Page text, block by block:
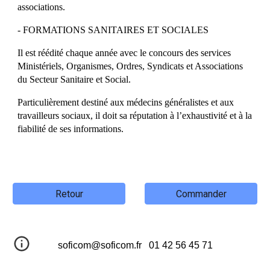
associations.
- FORMATIONS SANITAIRES ET SOCIALES
Il est réédité chaque année avec le concours des services
Ministériels, Organismes, Ordres, Syndicats et Associations
du Secteur Sanitaire et Social.
Particulièrement destiné aux médecins généralistes et aux
travailleurs sociaux, il doit sa réputation à l’exhaustivité et à la
fiabilité de ses informations.
Retour Commander
soficom@soficom.fr 01 42 56 45 71